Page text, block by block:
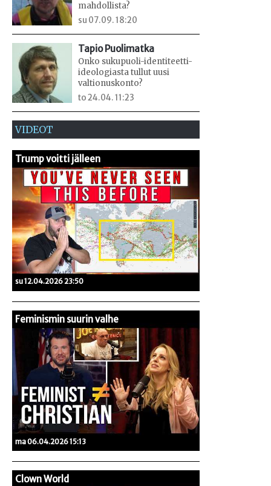
mahdollista?
su 07.09. 18:20
Tapio Puolimatka
Onko sukupuoli-identiteetti-
ideologiasta tullut uusi
valtionuskonto?
to 24.04. 11:23
VIDEOT
Trump voitti jälleen
su 12.04.2026 23:50
Feminismin suurin valhe
ma 06.04.2026 15:13
Clown World